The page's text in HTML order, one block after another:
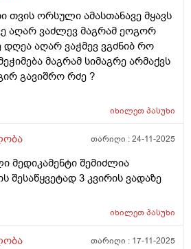
თვის ორსული ამასთანავე მყავს
აღარ ვაძლევ მაგრამ ეოგორ
აღარ ვაჭმევ ვგძნიბ რო
მაგრამ სიმაგრე არმაქვს
გავიშრო რძე ?
იხილეთპასუხი
თარიღი :24-11-2025
მედიკამენტი შემიძლია
3 კვირის ვადაზე
იხილეთპასუხი
თარიღი : 17-11-2025